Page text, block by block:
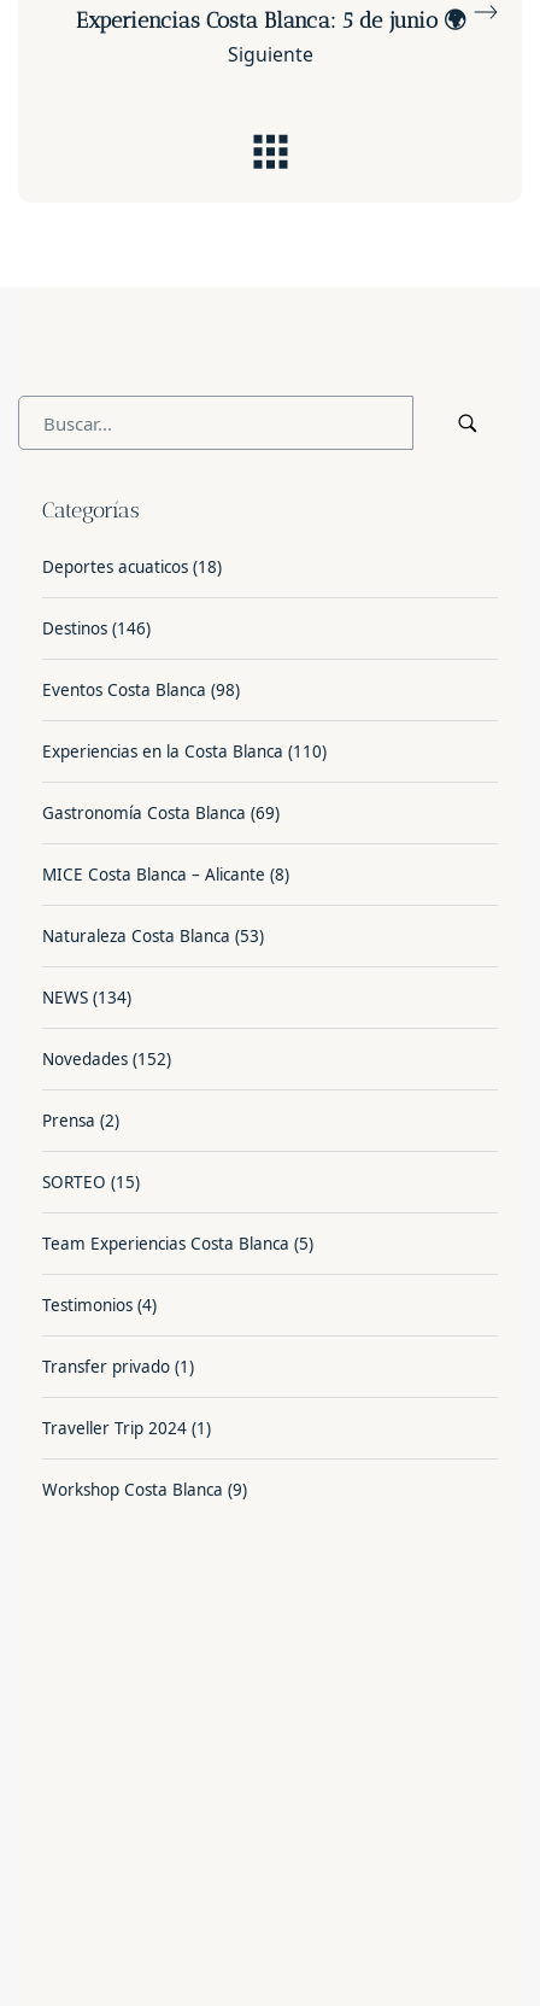
Experiencias Costa Blanca: 5 de junio 🌍
Siguiente
Categorías
Deportes acuaticos (18)
Destinos (146)
Eventos Costa Blanca (98)
Experiencias en la Costa Blanca (110)
Gastronomía Costa Blanca (69)
MICE Costa Blanca – Alicante (8)
Naturaleza Costa Blanca (53)
NEWS (134)
Novedades (152)
Prensa (2)
SORTEO (15)
Team Experiencias Costa Blanca (5)
Testimonios (4)
Transfer privado (1)
Traveller Trip 2024 (1)
Workshop Costa Blanca (9)